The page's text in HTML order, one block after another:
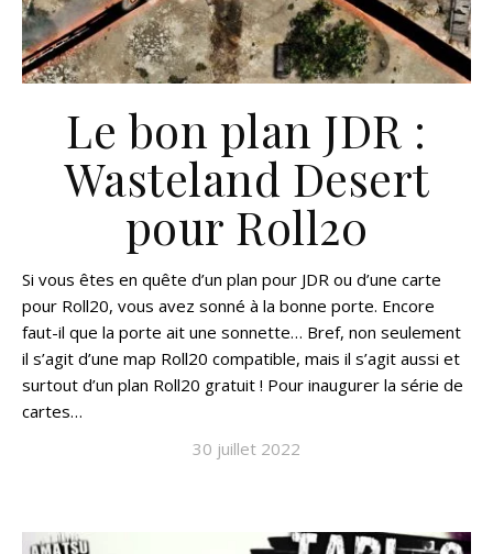
Le bon plan JDR :
Wasteland Desert
pour Roll20
Si vous êtes en quête d’un plan pour JDR ou d’une carte
pour Roll20, vous avez sonné à la bonne porte. Encore
faut-il que la porte ait une sonnette… Bref, non seulement
il s’agit d’une map Roll20 compatible, mais il s’agit aussi et
surtout d’un plan Roll20 gratuit ! Pour inaugurer la série de
cartes…
30 juillet 2022